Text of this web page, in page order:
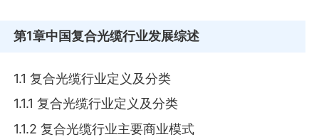
第1章中国复合光缆行业发展综述
1.1 复合光缆行业定义及分类
1.1.1 复合光缆行业定义及分类
1.1.2 复合光缆行业主要商业模式